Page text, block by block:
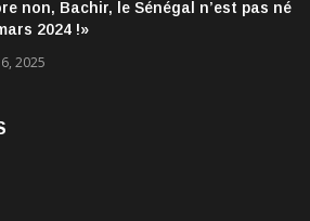
non, Bachir, le Sénégal n’est pas né
2024 !»
2025